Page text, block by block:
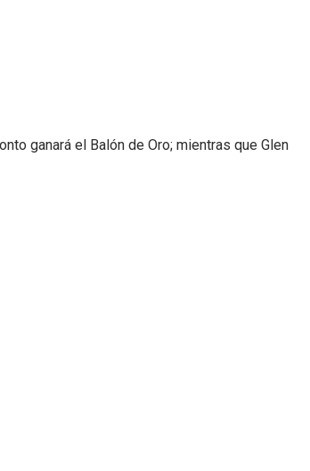
ganará el Balón de Oro; mientras que Glen